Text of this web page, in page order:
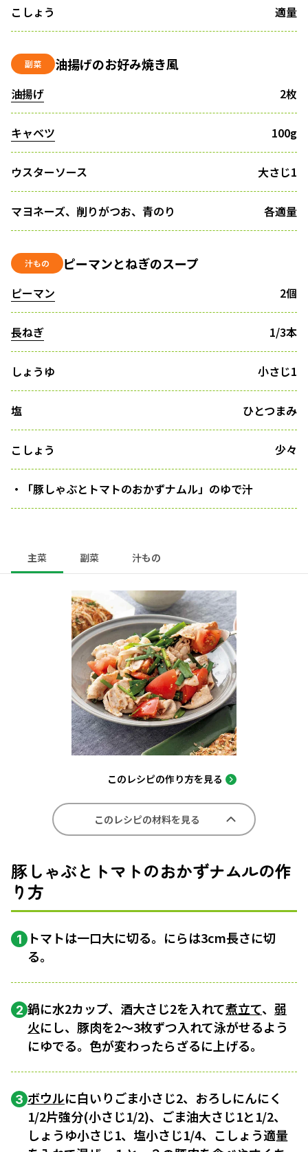
こしょう 適量
副菜 油揚げのお好み焼き風
油揚げ 2枚
キャベツ 100g
ウスターソース 大さじ1
マヨネーズ、削りがつお、青のり 各適量
汁もの ピーマンとねぎのスープ
ピーマン 2個
長ねぎ 1/3本
しょうゆ 小さじ1
塩 ひとつまみ
こしょう 少々
・「豚しゃぶとトマトのおかずナムル」のゆで汁
主菜 副菜 汁もの
このレシピの作り方を見る
このレシピの材料を見る
豚しゃぶとトマトのおかずナムルの作
り方
1
トマトは一口大に切る。にらは3cm長さに切
る。
2 鍋に水2カップ、酒大さじ2を入れて煮立て、 弱
火にし、豚肉を2～3枚ずつ入れて泳がせるよう
にゆでる。色が変わったらざるに上げる。
3 ボウルに白いりごま小さじ2、おろしにんにく
1/2片強分(小さじ1/2)、ごま油大さじ1と1/2、
しょうゆ小さじ1、塩小さじ1/4、こしょう適量